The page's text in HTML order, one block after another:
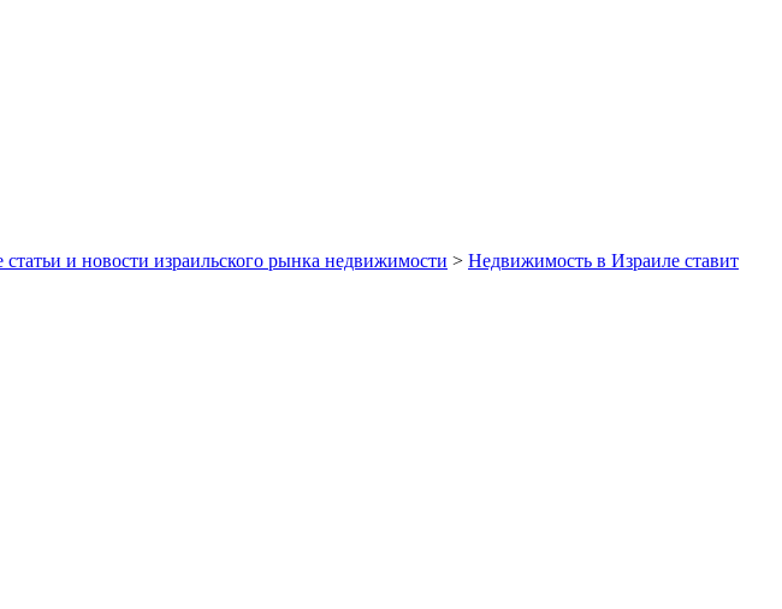
статьи и новости израильского рынка недвижимости > Недвижимость в Израиле ставит